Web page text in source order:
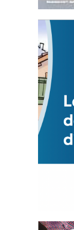
Statut
3 avril
Mise à
La